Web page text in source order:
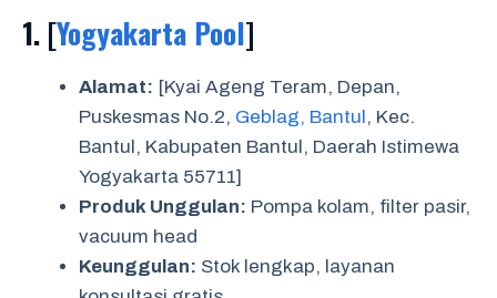
1. [Yogyakarta Pool]
Alamat: [Kyai Ageng Teram, Depan,
Puskesmas No.2, Geblag, Bantul , Kec.
Bantul, Kabupaten Bantul, Daerah Istimewa
Yogyakarta 55711]
Produk Unggulan: Pompa kolam, filter pasir,
vacuum head
Keunggulan: Stok lengkap, layanan